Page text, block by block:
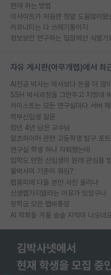
편애 하는 방법
이사이트가 처음엔 정말 도움많이됐
커뮤니티는 다 쓰레기통이지
자유 게시판(아무개랩)에서 최
AI전공 박사는 의사보다 돈을 더 많
카이스트는 모든 연구실마다 서버
학부신입생 질문
정년 4년 남은 교수님
알츠하이머 관련 고등학생 탐구 포
연구실 학생 하나 자퇴했는데
입학도 안한 신입생이 원래 관심을
물박사의 기준이 뭐임?
랩홈피에 다들 본인 사진 올리냐
신생랩가지말라는 이유가 있었구나
장학금 모은 랩비통장
AI 학회들 거품 슬슬 지적이 나오네